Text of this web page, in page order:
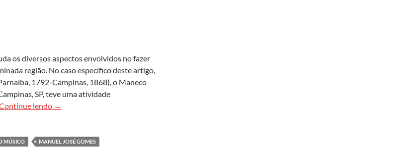
os diversos aspectos envolvidos no fazer
região. No caso específico deste artigo,
1792-Campinas, 1868), o Maneco
SP, teve uma atividade
lendo ‘Maneco Músico’, pai e mestre do maestro Carlos Gomes
→
MÚSICO MANUEL JOSÉ GOMES